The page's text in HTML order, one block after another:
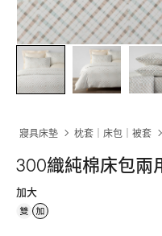
寢具床墊 枕套｜床包｜被套
300織純棉床包兩
加大